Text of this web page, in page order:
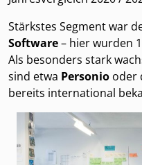
Stärkstes Segment war
Software– hier wurden
Als besonders stark
sind etwa Personio oder
bereits international